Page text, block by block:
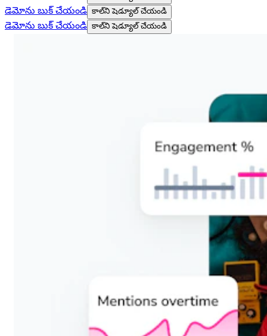
డెమోను బుక్ చేయండి కాల్‌ని షెడ్యూల్ చేయండి
డెమోను బుక్ చేయండి కాల్‌ని షెడ్యూల్ చేయండి